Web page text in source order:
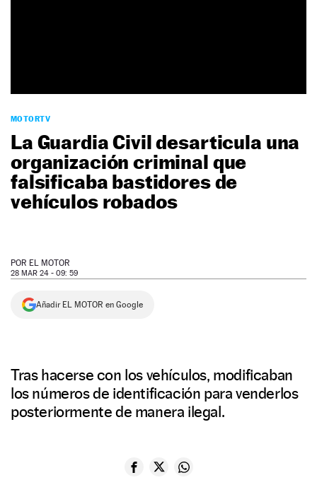
MOTORTV
La Guardia Civil desarticula una
organización criminal que
falsificaba bastidores de
vehículos robados
POR EL MOTOR
28 MAR 24 - 09: 59
Añadir EL MOTOR en Google
Tras hacerse con los vehículos, modificaban
los números de identificación para venderlos
posteriormente de manera ilegal.